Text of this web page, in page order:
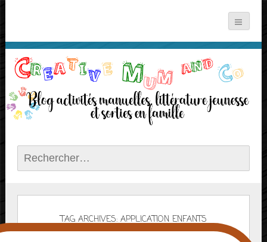
Rechercher :
TAG ARCHIVES: APPLICATION ENFANTS